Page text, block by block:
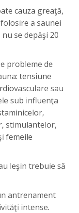
cauza greaţă,
a saunei
se depăşi 20
probleme de
tensiune
sau
sub influenţa
stimulantelor,
femeile
leşin trebuie să
antrenament
intense.